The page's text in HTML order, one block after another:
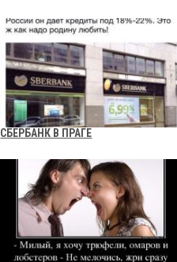
СБЕРБАНК В ПРАГЕ